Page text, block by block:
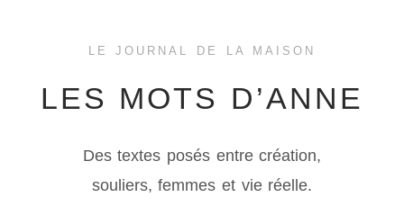
LE JOURNAL DE LA MAISON
LES MOTS D’ANNE
Des textes posés entre création,
souliers, femmes et vie réelle.